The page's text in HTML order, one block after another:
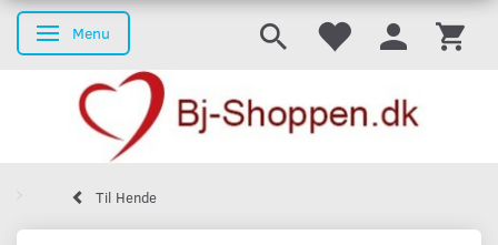
Skifte navigation
Menu
Til Hende